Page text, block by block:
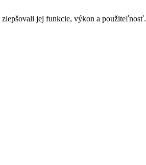
zlepšovali jej funkcie, výkon a použiteľnosť.